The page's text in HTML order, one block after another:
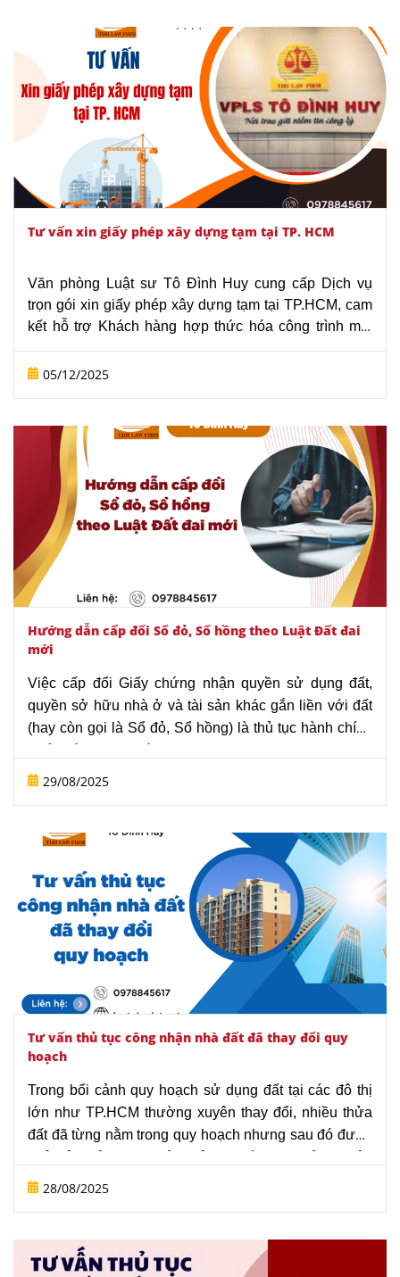
mẫu hợp đồng xây dựng mới nhất năm 2025 để tham
khảo và áp dụng.
Tư vấn xin giấy phép xây dựng tạm tại TP. HCM
Văn phòng Luật sư Tô Đình Huy cung cấp Dịch vụ
trọn gói xin giấy phép xây dựng tạm tại TP.HCM, cam
kết hỗ trợ Khách hàng hợp thức hóa công trình một
cách nhanh chóng, đúng pháp luật và tối ưu hóa chi
phí. Chúng tôi sẽ tư vấn và đại diện Quý khách hàng
05/12/2025
Hướng dẫn cấp đổi Sổ đỏ, Sổ hồng theo Luật Đất đai
mới
Việc cấp đổi Giấy chứng nhận quyền sử dụng đất,
quyền sở hữu nhà ở và tài sản khác gắn liền với đất
(hay còn gọi là Sổ đỏ, Sổ hồng) là thủ tục hành chính
định về phân định thẩm quyền của chính quyền địa
đổi Sổ đỏ. Việc cấp đổi không chỉ giúp cập nhật thông
tin mà còn đảm bảo tính pháp lý, giúp việc giao dịch
được diễn ra thuận lợi. Và, quy định trên cũng đảm
bảo quyền và lợi ích hợp pháp cho người sử dụng
đất.
Bài viết dưới đây sẽ cung cấp các thông tin tổng quan,
đồng thời hướng dẫn cấp đổi Sổ đỏ, Sổ hồng theo
Luật Đất đai mới giúp người sử dụng đất hiểu hơn về
quy trình cấp đổi Sổ đỏ, Sổ hồng.
29/08/2025
Tư vấn thủ tục công nhận nhà đất đã thay đổi quy
hoạch
Trong bối cảnh quy hoạch sử dụng đất tại các đô thị
lớn như TP.HCM thường xuyên thay đổi, nhiều thửa
đất đã từng nằm trong quy hoạch nhưng sau đó được
quyền sử dụng đất, quyền sở hữu nhà ở và cấp Giấy
các quy định của pháp luật hiện hành.
Trong bài viết này, Văn phòng Luật sư Tô Đình Huy sẽ
28/08/2025